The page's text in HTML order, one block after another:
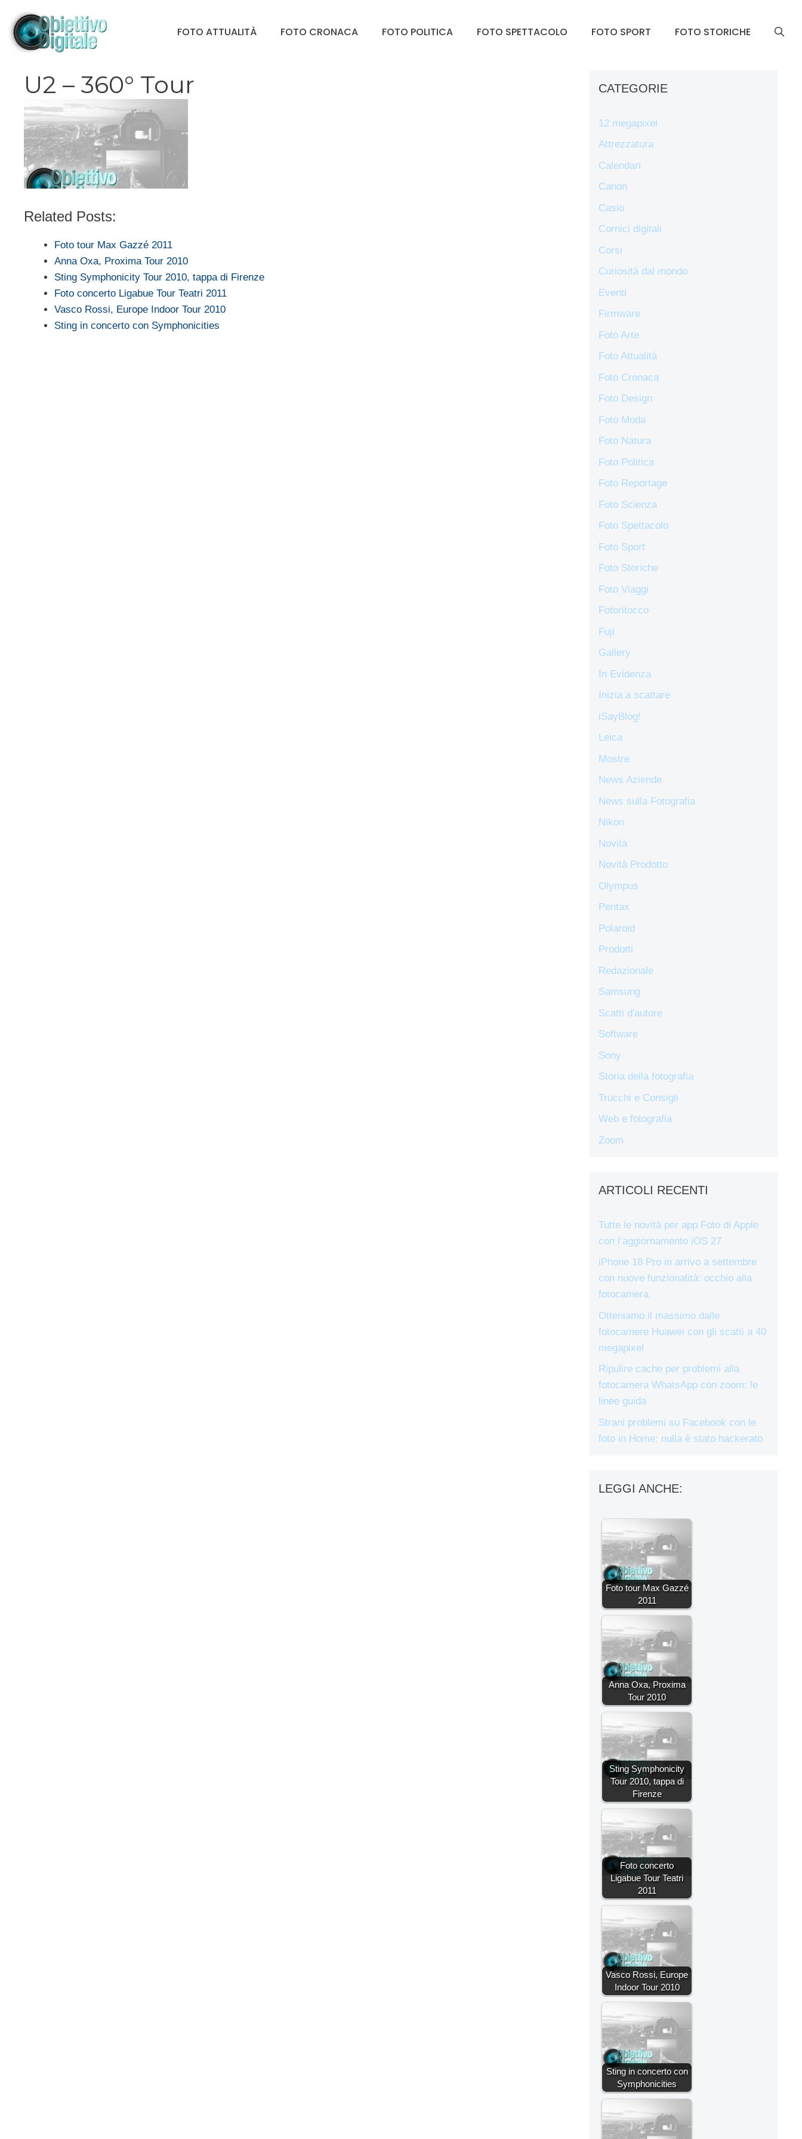
contenuto
FOTO ATTUALITÀ FOTO CRONACA FOTO POLITICA FOTO SPETTACOLO FOTO SPORT FOTO STORICHE
U2 – 360° Tour
Related Posts:
Foto tour Max Gazzé 2011
Anna Oxa, Proxima Tour 2010
Sting Symphonicity Tour 2010, tappa di Firenze
Foto concerto Ligabue Tour Teatri 2011
Vasco Rossi, Europe Indoor Tour 2010
Sting in concerto con Symphonicities
CATEGORIE
12 megapixel
Attrezzatura
Calendari
Canon
Casio
Cornici digitali
Corsi
Curiosità dal mondo
Eventi
Firmware
Foto Arte
Foto Attualità
Foto Cronaca
Foto Design
Foto Moda
Foto Natura
Foto Politica
Foto Reportage
Foto Scienza
Foto Spettacolo
Foto Sport
Foto Storiche
Foto Viaggi
Fotoritocco
Fuji
Gallery
In Evidenza
Inizia a scattare
iSayBlog!
Leica
Mostre
News Aziende
News sulla Fotografia
Nikon
Novità
Novità Prodotto
Olympus
Pentax
Polaroid
Prodotti
Redazionale
Samsung
Scatti d'autore
Software
Sony
Storia della fotografia
Trucchi e Consigli
Web e fotografia
Zoom
ARTICOLI RECENTI
Tutte le novità per app Foto di Apple
con l’aggiornamento iOS 27
iPhone 18 Pro in arrivo a settembre
con nuove funzionalità: occhio alla
fotocamera
Otteniamo il massimo dalle
fotocamere Huawei con gli scatti a 40
megapixel
Ripulire cache per problemi alla
fotocamera WhatsApp con zoom: le
linee guida
Strani problemi su Facebook con le
foto in Home: nulla è stato hackerato
LEGGI ANCHE:
Foto tour Max Gazzé
2011
Anna Oxa, Proxima
Tour 2010
Sting Symphonicity
Tour 2010, tappa di
Firenze
Foto concerto
Ligabue Tour Teatri
2011
Vasco Rossi, Europe
Indoor Tour 2010
Sting in concerto con
Symphonicities